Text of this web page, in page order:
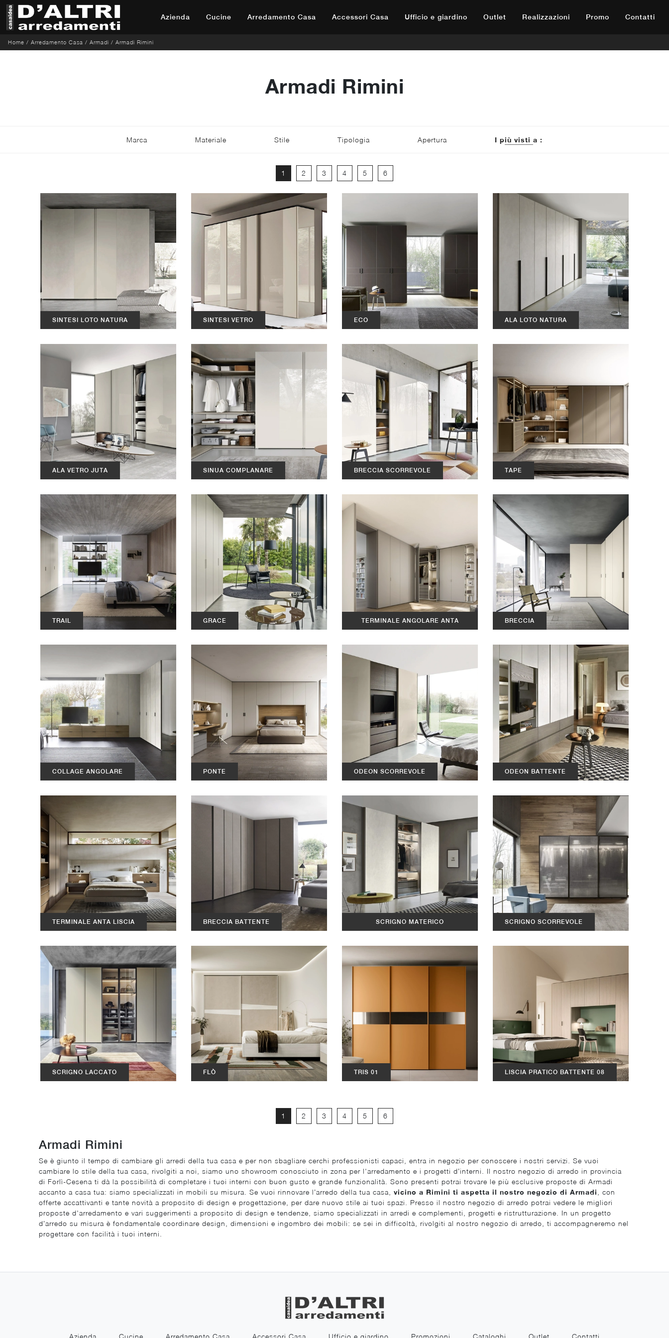
Azienda Cucine Arredamento Casa Accessori Casa Ufficio e giardino Outlet Realizzazioni Promo Contatti
Home / Arredamento Casa / Armadi / Armadi Rimini
Armadi Rimini
Marca Materiale Stile Tipologia Apertura I più visti a :
1 2 3 4 5 6
SINTESI LOTO NATURA SINTESI VETRO ECO ALA LOTO NATURA
ALA VETRO JUTA SINUA COMPLANARE BRECCIA SCORREVOLE TAPE
TRAIL GRACE TERMINALE ANGOLARE ANTA BRECCIA
COLLAGE ANGOLARE PONTE ODEON SCORREVOLE ODEON BATTENTE
TERMINALE ANTA LISCIA BRECCIA BATTENTE SCRIGNO MATERICO SCRIGNO SCORREVOLE
SCRIGNO LACCATO FLÒ TRIS 01 LISCIA PRATICO BATTENTE 08
1 2 3 4 5 6
Armadi Rimini
Se è giunto il tempo di cambiare gli arredi della tua casa e per non sbagliare cerchi professionisti capaci, entra in negozio per conoscere i nostri servizi. Se vuoi
cambiare lo stile della tua casa, rivolgiti a noi, siamo uno showroom conosciuto in zona per l'arredamento e i progetti d’interni. Il nostro negozio di arredo in provincia
di Forlì-Cesena ti dà la possibilità di completare i tuoi interni con buon gusto e grande funzionalità. Sono presenti potrai trovare le più esclusive proposte di Armadi
accanto a casa tua: siamo specializzati in mobili su misura. Se vuoi rinnovare l’arredo della tua casa, vicino a Rimini ti aspetta il nostro negozio di Armadi
, con
offerte accattivanti e tante novità a proposito di design e progettazione, per dare nuovo stile ai tuoi spazi. Presso il nostro negozio di arredo potrai vedere le migliori
proposte d'arredamento e vari suggerimenti a proposito di design e tendenze, siamo specializzati in arredi e complementi, progetti e ristrutturazione. In un progetto
d’arredo su misura è fondamentale coordinare design, dimensioni e ingombro dei mobili: se sei in difficoltà, rivolgiti al nostro negozio di arredo, ti accompagneremo nel
progettare con facilità i tuoi interni.